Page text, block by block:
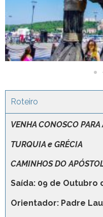
Roteiro
VENHA CONOSCO PARA
TURQUIA e GRÉCIA
CAMINHOS DO
Saída: 09 de Outubro
Orientador: Padre